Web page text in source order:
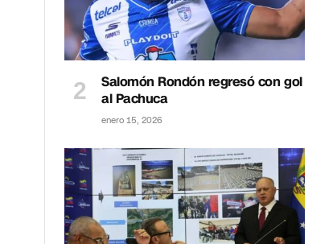
Salomón Rondón regresó con gol
al Pachuca
enero 15, 2026